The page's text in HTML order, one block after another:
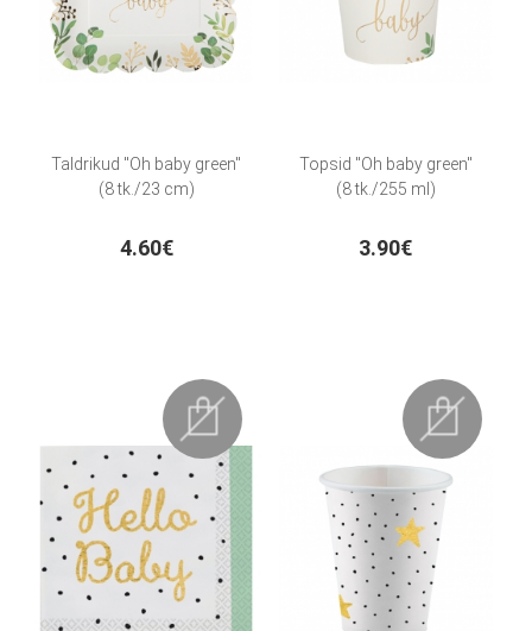
Taldrikud "Oh baby green"
(8 tk./23 cm)
4.60€
Topsid "Oh baby green"
(8 tk./255 ml)
3.90€